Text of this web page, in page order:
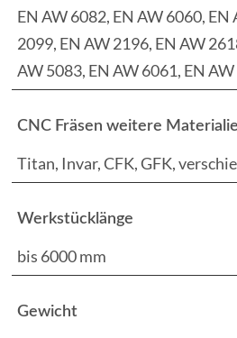
EN AW 6082, EN AW 6060, EN
2099, EN AW 2196, EN AW
AW 5083, EN AW 6061, EN
CNC Fräsen weitere
Titan, Invar, CFK, GFK,
Werkstücklänge
bis 6000 mm
Gewicht